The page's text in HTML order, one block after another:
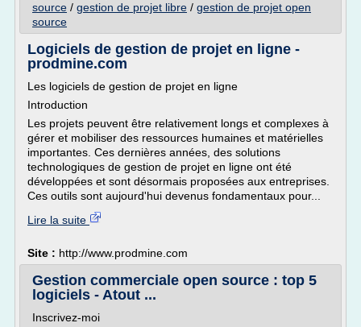
source / gestion de projet libre / gestion de projet open
source
Logiciels de gestion de projet en ligne -
prodmine.com
Les logiciels de gestion de projet en ligne
Introduction
Les projets peuvent être relativement longs et complexes à
gérer et mobiliser des ressources humaines et matérielles
importantes. Ces dernières années, des solutions
technologiques de gestion de projet en ligne ont été
développées et sont désormais proposées aux entreprises.
Ces outils sont aujourd'hui devenus fondamentaux pour...
Lire la suite
Site : http://www.prodmine.com
Gestion commerciale open source : top 5
logiciels - Atout ...
Inscrivez-moi